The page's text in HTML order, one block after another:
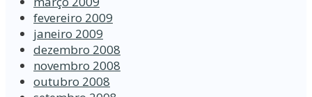
fevereiro 2009
janeiro 2009
dezembro 2008
novembro 2008
outubro 2008